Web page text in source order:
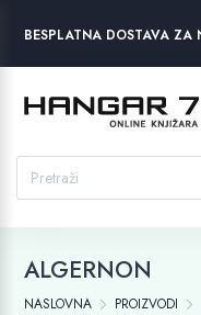
BESPLATNA DOSTAVA ZA
ALGERNON
NASLOVNA PROIZVODI